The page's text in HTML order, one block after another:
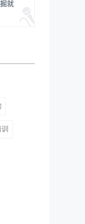
就